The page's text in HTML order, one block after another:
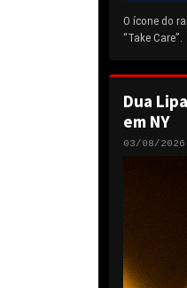
O ícone do
“Take Care”.
Dua
em NY
03/08/